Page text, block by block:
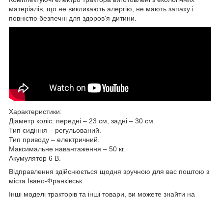
матеріалів, що не викликають алергію, не мають запаху і
повністю безпечні для здоров'я дитини.
Характеристики:
Діаметр коліс: передні – 23 см, задні – 30 см.
Тип сидіння – регульований.
Тип приводу – електричний.
Максимальне навантаження – 50 кг.
Акумулятор 6 В.
Відправлення здійснюється щодня зручною для вас поштою з
міста Івано-Франківськ.
Інші моделі тракторів та інші товари, ви можете знайти на